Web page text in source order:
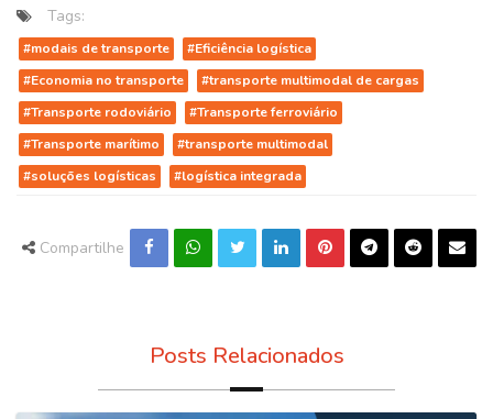
Tags:
#modais de transporte
#Eficiência logística
#Economia no transporte
#transporte multimodal de cargas
#Transporte rodoviário
#Transporte ferroviário
#Transporte marítimo
#transporte multimodal
#soluções logísticas
#logística integrada
Compartilhe
Posts Relacionados